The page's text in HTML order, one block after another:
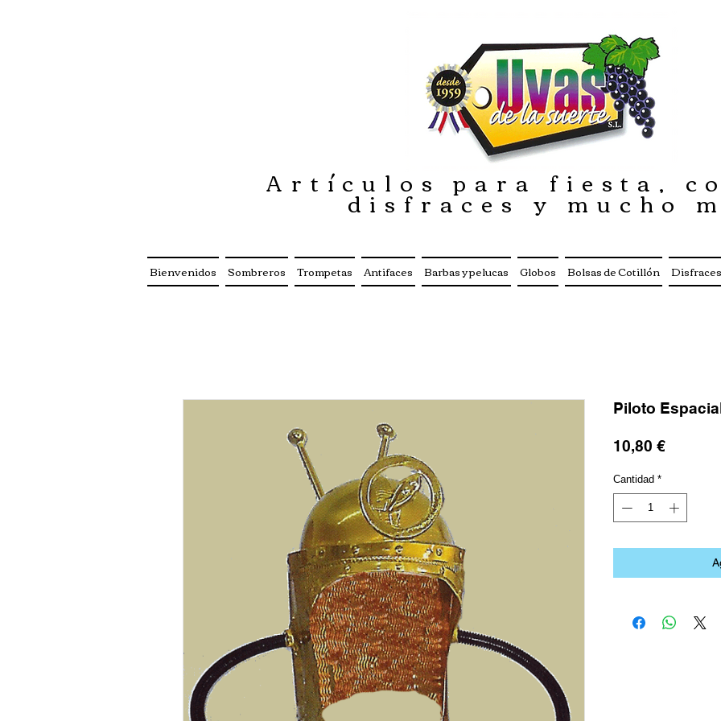
Piloto
10,80 €Precio
Cantidad *
Artículos para fiesta,
disfraces y mucho
Bienvenidos Sombreros Trompetas Antifaces Barbas y pelucas Globos Bolsas de Cotillón Disfraces